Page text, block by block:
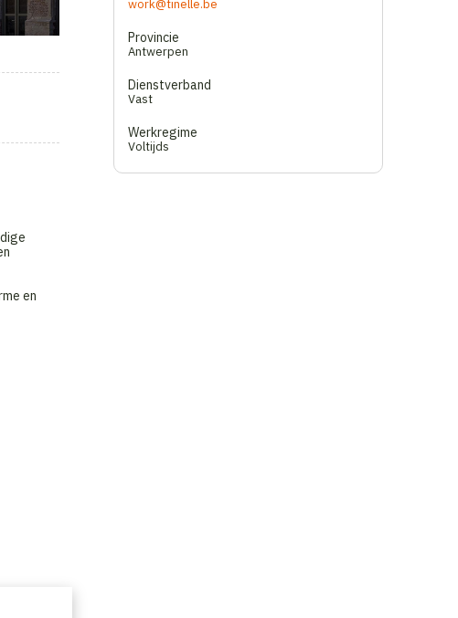
en
work@tinelle.be
Provincie
Antwerpen
Dienstverband
Vast
Werkregime
Voltijds